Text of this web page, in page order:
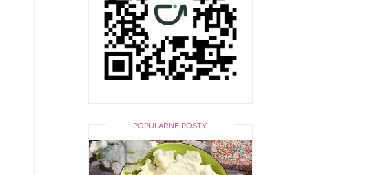
POPULARNE POSTY: